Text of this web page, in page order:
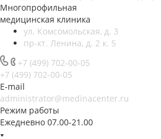
Многопрофильная
медицинская клиника
ул. Комсомольская, д. 3
пр-кт. Ленина, д. 2 к. 5
+7 (499) 702-00-05
+7 (499) 702-00-05
E-mail
administrator@medinacenter.ru
Режим работы
Ежедневно 07.00-21.00